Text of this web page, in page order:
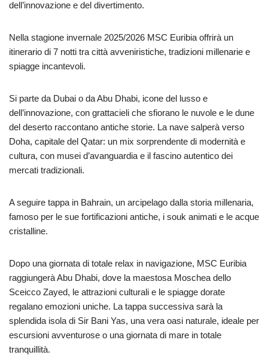
dell’innovazione e del divertimento.
Nella stagione invernale 2025/2026 MSC Euribia offrirà un
itinerario di 7 notti tra città avveniristiche, tradizioni millenarie e
spiagge incantevoli.
Si parte da Dubai o da Abu Dhabi, icone del lusso e
dell’innovazione, con grattacieli che sfiorano le nuvole e le dune
del deserto raccontano antiche storie. La nave salperà verso
Doha, capitale del Qatar: un mix sorprendente di modernità e
cultura, con musei d’avanguardia e il fascino autentico dei
mercati tradizionali.
A seguire tappa in Bahrain, un arcipelago dalla storia millenaria,
famoso per le sue fortificazioni antiche, i souk animati e le acque
cristalline.
Dopo una giornata di totale relax in navigazione, MSC Euribia
raggiungerà Abu Dhabi, dove la maestosa Moschea dello
Sceicco Zayed, le attrazioni culturali e le spiagge dorate
regalano emozioni uniche. La tappa successiva sarà la
splendida isola di Sir Bani Yas, una vera oasi naturale, ideale per
escursioni avventurose o una giornata di mare in totale
tranquillità.